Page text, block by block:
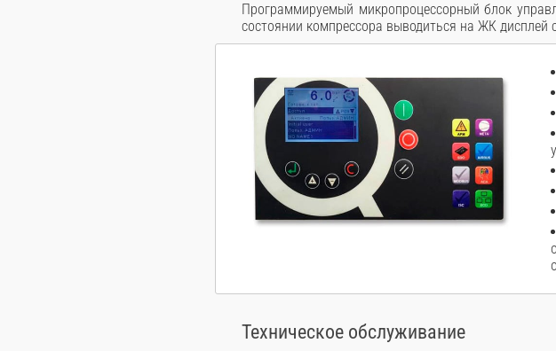
Программируемый микропроцессорный блок
состоянии компрессора выводиться на ЖК дисплей
Техническое обслуживание